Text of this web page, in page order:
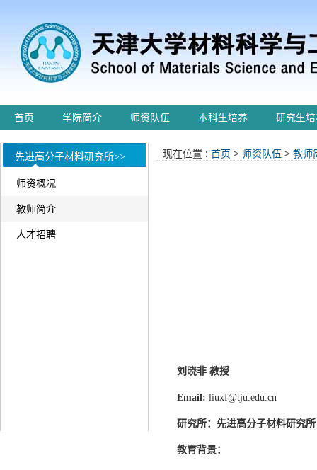
首页 学院简介 师资队伍 本科生培养 研究生
先进高分子材料研究所>>
师资概况
教师简介
人才招聘
现在位置 : 首页 > 师资队伍 > 教师
刘晓非 教授
Email: liuxf@tju.edu.cn
研究所：先进高分子材料研究所
教育背景：